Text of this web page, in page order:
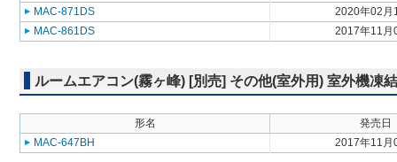
MAC-871DS
2020年02月
MAC-861DS
2017年11月
ルームエアコン(霧ヶ峰) [別売] その他(室外用) 室外機凍
形名
発売日
MAC-647BH
2017年11月